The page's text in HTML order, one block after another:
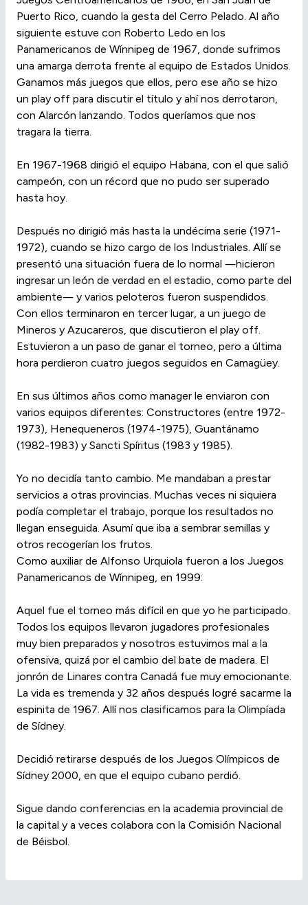
Puerto Rico, cuando la gesta del Cerro Pelado. Al año
siguiente estuve con Roberto Ledo en los
Panamericanos de Wínnipeg de 1967, donde sufrimos
una amarga derrota frente al equipo de Estados Unidos.
Ganamos más juegos que ellos, pero ese año se hizo
un play off para discutir el título y ahí nos derrotaron,
con Alarcón lanzando. Todos queríamos que nos
tragara la tierra.
En 1967-1968 dirigió el equipo Habana, con el que salió
campeón, con un récord que no pudo ser superado
hasta hoy.
Después no dirigió más hasta la undécima serie (1971-
1972), cuando se hizo cargo de los Industriales. Allí se
presentó una situación fuera de lo normal ―hicieron
ingresar un león de verdad en el estadio, como parte del
ambiente― y varios peloteros fueron suspendidos.
Con ellos terminaron en tercer lugar, a un juego de
Mineros y Azucareros, que discutieron el play off.
Estuvieron a un paso de ganar el torneo, pero a última
hora perdieron cuatro juegos seguidos en Camagüey.
En sus últimos años como manager le enviaron con
varios equipos diferentes: Constructores (entre 1972-
1973), Henequeneros (1974-1975), Guantánamo
(1982-1983) y Sancti Spíritus (1983 y 1985).
Yo no decidía tanto cambio. Me mandaban a prestar
servicios a otras provincias. Muchas veces ni siquiera
podía completar el trabajo, porque los resultados no
llegan enseguida. Asumí que iba a sembrar semillas y
otros recogerían los frutos.
Como auxiliar de Alfonso Urquiola fueron a los Juegos
Panamericanos de Wínnipeg, en 1999:
Aquel fue el torneo más difícil en que yo he participado.
Todos los equipos llevaron jugadores profesionales
muy bien preparados y nosotros estuvimos mal a la
ofensiva, quizá por el cambio del bate de madera. El
jonrón de Linares contra Canadá fue muy emocionante.
La vida es tremenda y 32 años después logré sacarme la
espinita de 1967. Allí nos clasificamos para la Olimpíada
de Sídney.
Decidió retirarse después de los Juegos Olímpicos de
Sídney 2000, en que el equipo cubano perdió.
Sigue dando conferencias en la academia provincial de
la capital y a veces colabora con la Comisión Nacional
de Béisbol.